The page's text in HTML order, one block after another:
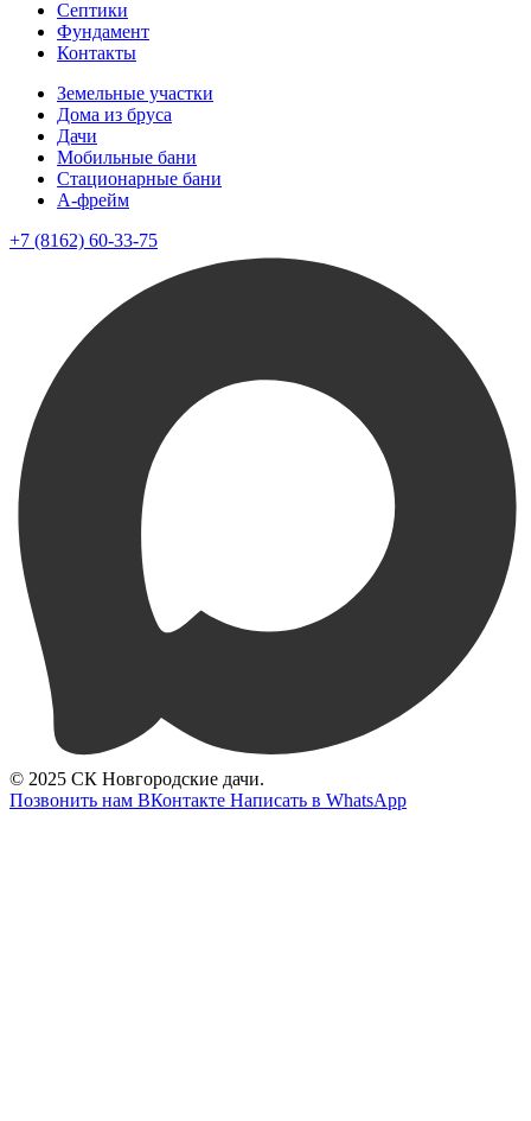
Септики
Фундамент
Контакты
Земельные участки
Дома из бруса
Дачи
Мобильные бани
Стационарные бани
A-фрейм
+7 (8162) 60-33-75
© 2025 СК Новгородские дачи.
Позвонить нам ВКонтакте Написать в WhatsApp